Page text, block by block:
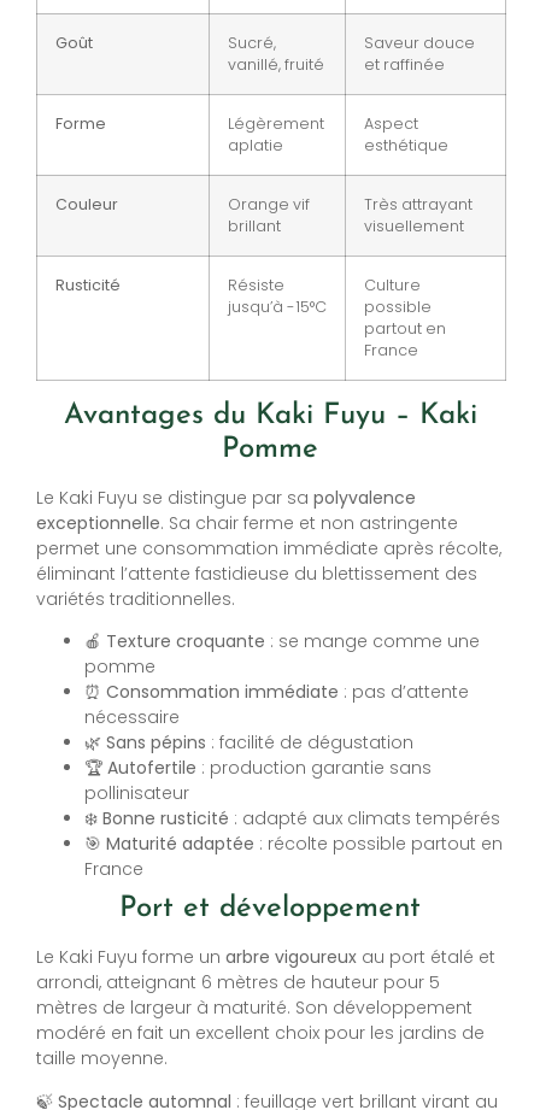
Goût
Sucré,
vanillé, fruité
Saveur douce
et raffinée
Forme
Légèrement
aplatie
Aspect
esthétique
Couleur
Orange vif
brillant
Très attrayant
visuellement
Rusticité
Résiste
jusqu’à -15°C
Culture
possible
partout en
France
Avantages du Kaki Fuyu – Kaki
Pomme
Le Kaki Fuyu se distingue par sa polyvalence
exceptionnelle. Sa chair ferme et non astringente
permet une consommation immédiate après récolte,
éliminant l’attente fastidieuse du blettissement des
variétés traditionnelles.
🍎 Texture croquante : se mange comme une
pomme
⏰ Consommation immédiate : pas d’attente
nécessaire
🌿 Sans pépins : facilité de dégustation
🏆 Autofertile : production garantie sans
pollinisateur
❄️ Bonne rusticité : adapté aux climats tempérés
🎯 Maturité adaptée : récolte possible partout en
France
Port et développement
Le Kaki Fuyu forme un arbre vigoureux au port étalé et
arrondi, atteignant 6 mètres de hauteur pour 5
mètres de largeur à maturité. Son développement
modéré en fait un excellent choix pour les jardins de
taille moyenne.
🍃 Spectacle automnal : feuillage vert brillant virant au